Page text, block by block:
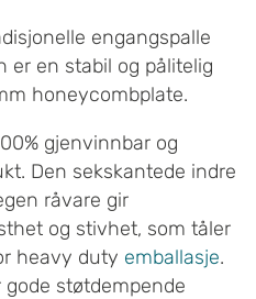
engangspalle
er en stabil og pålitelig
honeycombplate.
gjenvinnbar og
Den sekskantede indre
råvare gir
og stivhet, som tåler
heavy duty emballasje.
støtdempende